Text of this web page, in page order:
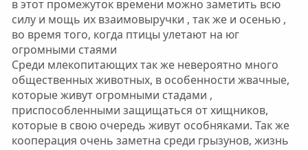
в этот промежуток времени можно заметить всю
силу и мощь их взаимовыручки , так же и осенью ,
во время того, когда птицы улетают на юг
огромными стаями
Среди млекопитающих так же невероятно много
общественных животных, в особенности жвачные,
которые живут огромными стадами ,
приспособленными защищаться от хищников,
которые в свою очередь живут особняками. Так же
кооперация очень заметна среди грызунов, жизнь